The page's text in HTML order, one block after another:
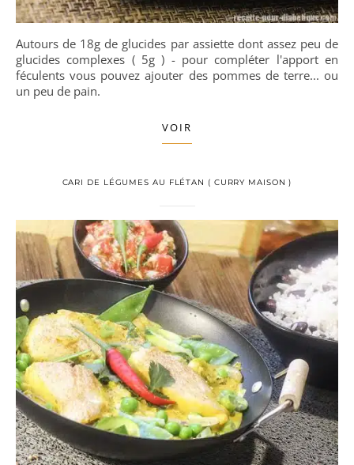
Autours de 18g de glucides par assiette dont assez peu de
glucides complexes ( 5g ) - pour compléter l'apport en
féculents vous pouvez ajouter des pommes de terre... ou
un peu de pain.
VOIR
CARI DE LÉGUMES AU FLÉTAN ( CURRY MAISON )